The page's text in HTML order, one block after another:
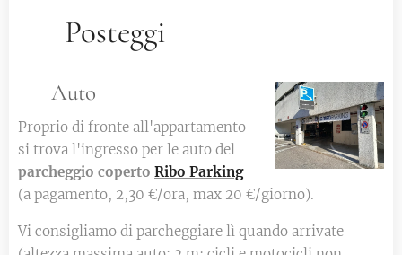
🅿️ Posteggi
🚗 Auto
Proprio di fronte all'appartamento
si trova l'ingresso per le auto del
parcheggio coperto Ribo Parking
(a pagamento, 2,30 €/ora, max 20 €/giorno).
Vi consigliamo di parcheggiare lì quando arrivate